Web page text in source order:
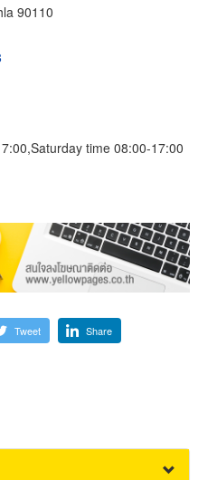
90110
time 08:00-17:00
Tweet Share